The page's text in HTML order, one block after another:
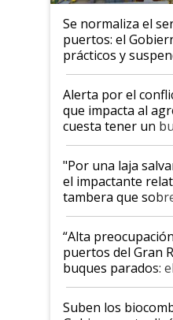
Se normaliza el
puertos: el
prácticos y
desregulación
Alerta por el
que impacta al
cuesta tener un
y el peligro de
pase a ser "país
"Por una laja
el impactante
tambera que
tornado
“Alta
puertos del Gran
buques parados: el
funcionamiento
exportadoras en
la medida de
Suben los